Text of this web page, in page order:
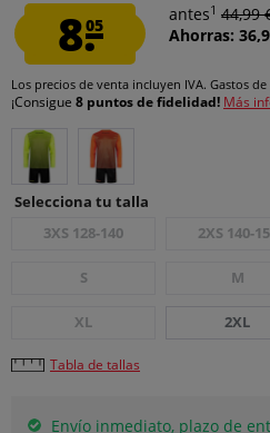
8.05
antes1 44,99
Ahorras:
Los precios de venta incluyen IVA. Gastos
¡Consigue 8 puntos de fidelidad! Más
Selecciona tu talla
3XS 128-140
2XS 140-
S M
XL 2XL
Tabla de tallas
Envío inmediato, plazo de